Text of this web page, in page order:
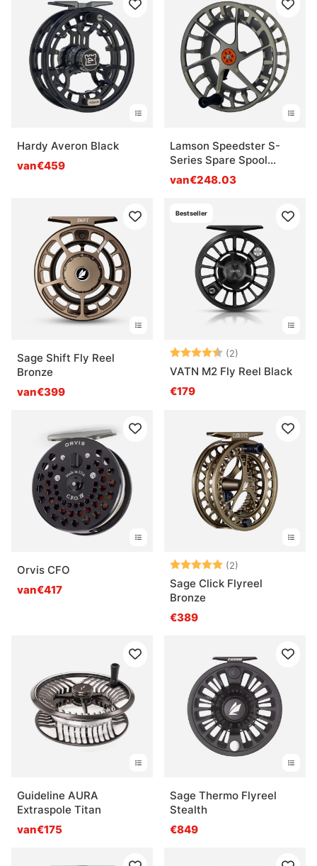
Hardy Averon Black
van€459
Lamson Speedster S-
Series Spare Spool
Ember
van€248.03
Sage Shift Fly Reel
Bronze
van€399
Bestseller
Beoordeling:
(2)
VATN M2 Fly Reel Black
€179
Orvis CFO
van€417
Beoordeling:
(2)
Sage Click Flyreel
Bronze
€389
Guideline AURA
Extraspole Titan
van€175
Sage Thermo Flyreel
Stealth
€849